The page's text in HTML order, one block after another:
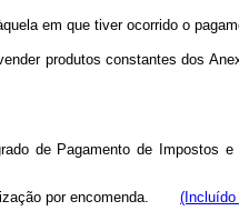
àquela em que tiver ocorrido o
produtos constantes dos
de Pagamento de
por encomenda. (Incluído